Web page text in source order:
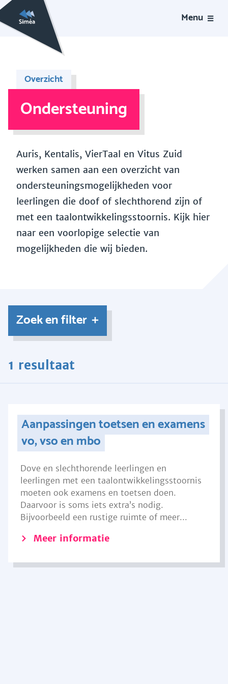
Menu
Overzicht
Ondersteuning
Auris, Kentalis, VierTaal en Vitus Zuid
werken samen aan een overzicht van
ondersteuningsmogelijkheden voor
leerlingen die doof of slechthorend zijn of
met een taalontwikkelingsstoornis. Kijk hier
naar een voorlopige selectie van
mogelijkheden die wij bieden.
Zoek en filter
1 resultaat
Aanpassingen toetsen en examens
vo, vso en mbo
Dove en slechthorende leerlingen en
leerlingen met een taalontwikkelingsstoornis
moeten ook examens en toetsen doen.
Daarvoor is soms iets extra’s nodig.
Bijvoorbeeld een rustige ruimte of meer...
Meer informatie